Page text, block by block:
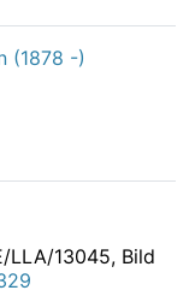
(1878 -)
LLA/13045, Bild